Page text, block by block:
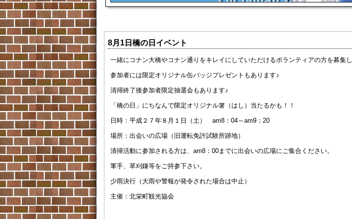
8月1日橋の日イベント
一緒にコナン大橋やコナン通りをキレイにしていただけるボランティアの方を募集し
参加者には限定オリジナル缶バッジプレゼントもあります♪
清掃終了後参加者限定抽選会もあります♪
「橋の日」にちなんで限定オリジナル箸（はし）当たるかも！！
日時：平成２７年８月１日（土） am8：04～am9：20
場所：出会いの広場（旧運転免許試験所跡地）
清掃活動に参加される方は、am8：00までに出会いの広場にご集合ください。
軍手、草刈鎌等をご持参下さい。
少雨決行（大雨や警報が発令された場合は中止）
主催：北栄町観光協会